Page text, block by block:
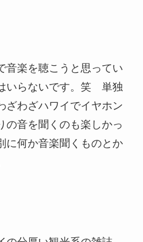
音楽を聴こうと思ってい
いらないです。笑 単独
ざわざハワイでイヤホン
の音を聞くのも楽しかっ
に何か音楽聞くものとか